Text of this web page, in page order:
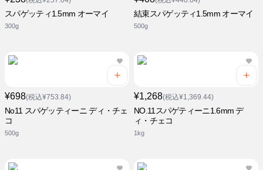
スパゲッティ1.5mm オーマイ
300g
結束スパゲッティ1.5mm オーマイ
500g
¥698(税込¥753.84)
No11 スパゲッティーニ ディ・チェ
コ
500g
¥1,268(税込¥1,369.44)
NO.11スパゲティーニ1.6mm デ
ィ・チェコ
1kg